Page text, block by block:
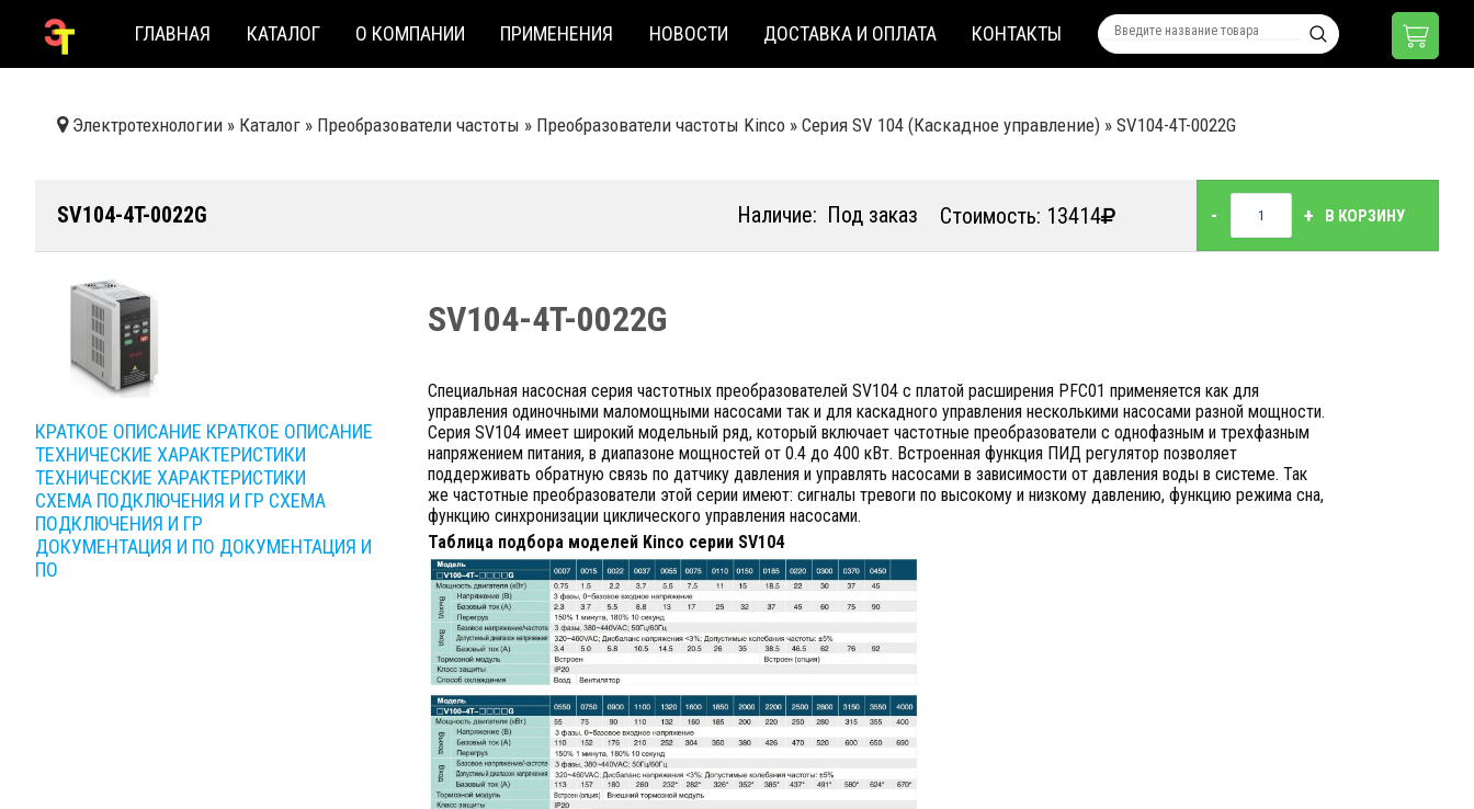
ГЛАВНАЯ КАТАЛОГ О КОМПАНИИ ПРИМЕНЕНИЯ НОВОСТИ ДОСТАВКА И ОПЛАТА КОНТАКТЫ
Электротехнологии » Каталог » Преобразователи частоты » Преобразователи частоты Kinco » Серия SV 104 (Каскадное управление) » SV104-4T-0022G
SV104-4T-0022G Наличие: Под заказ Стоимость: 13414 - + В КОРЗИНУ
КРАТКОЕ ОПИСАНИЕ КРАТКОЕ ОПИСАНИЕ
ТЕХНИЧЕСКИЕ ХАРАКТЕРИСТИКИ
ТЕХНИЧЕСКИЕ ХАРАКТЕРИСТИКИ
СХЕМА ПОДКЛЮЧЕНИЯ И ГР СХЕМА
ПОДКЛЮЧЕНИЯ И ГР
ДОКУМЕНТАЦИЯ И ПО ДОКУМЕНТАЦИЯ И
ПО
SV104-4T-0022G
Специальная насосная серия частотных преобразователей SV104 с платой расширения PFC01 применяется как для
управления одиночными маломощными насосами так и для каскадного управления несколькими насосами разной мощности.
Серия SV104 имеет широкий модельный ряд, который включает частотные преобразователи с однофазным и трехфазным
напряжением питания, в диапазоне мощностей от 0.4 до 400 кВт. Встроенная функция ПИД регулятор позволяет
поддерживать обратную связь по датчику давления и управлять насосами в зависимости от давления воды в системе. Так
же частотные преобразователи этой серии имеют: сигналы тревоги по высокому и низкому давлению, функцию режима сна,
функцию синхронизации циклического управления насосами.
Таблица подбора моделей Kinco серии SV104